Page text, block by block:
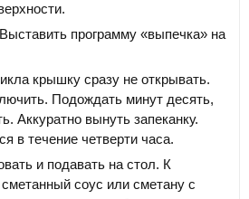
программу «выпечка» на
крышку сразу не открывать.
Подождать минут десять,
Аккуратно вынуть запеканку.
в течение четверти часа.
и подавать на стол. К
сметанный соус или сметану с